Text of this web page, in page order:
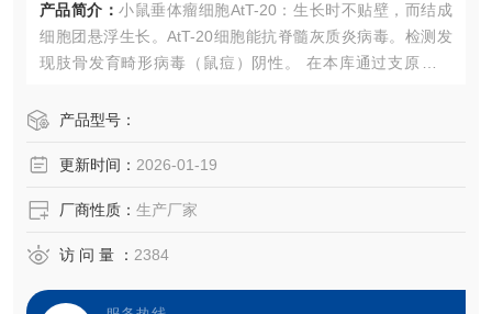
产品简介： 小鼠垂体瘤细胞AtT-20：生长时不贴壁，而结成
细胞团悬浮生长。AtT-20细胞能抗脊髓灰质炎病毒。检测发
现肢骨发育畸形病毒（鼠痘）阴性。 在本库通过支原体检
产品型号：
更新时间： 2026-01-19
厂商性质： 生产厂家
访 问 量 ： 2384